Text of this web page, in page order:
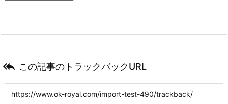
 この記事のトラックバックURL